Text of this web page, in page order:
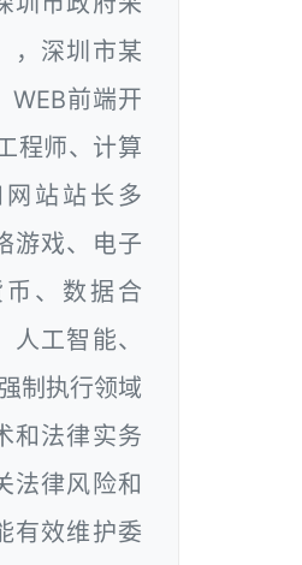
，深圳市某
WEB前端开
程师、计算
站站长多
游戏、电子
、数据合
工智能、
制执行领域
和法律实务
法律风险和
有效维护委